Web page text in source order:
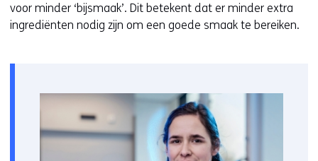
voor minder ‘bijsmaak’. Dit betekent dat er minder extra
ingrediënten nodig zijn om een goede smaak te bereiken.